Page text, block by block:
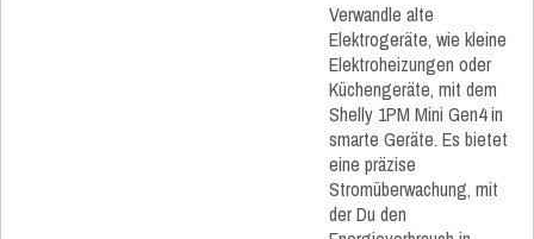
Verwandle alte
Elektrogeräte, wie kleine
Elektroheizungen oder
Küchengeräte, mit dem
Shelly 1PM Mini Gen4 in
smarte Geräte. Es bietet
eine präzise
Stromüberwachung, mit
der Du den